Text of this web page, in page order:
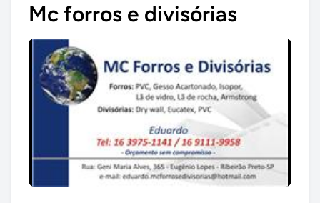
Mc forros e divisórias